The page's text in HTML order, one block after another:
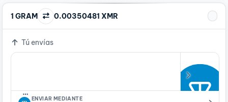
1 GRAM 0.00350481 XMR
Tú envías
…
ENVIAR MEDIANTE